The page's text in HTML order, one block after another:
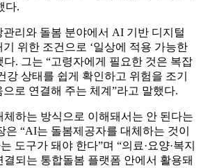
다.
리와 돌봄 분야에서 AI 기반 디지털
위한 조건으로 ‘일상에 적용 가능한
다. 그는 “고령자에게 필요한 것은 복잡
강 상태를 쉽게 확인하고 위험을 조기
로 연결해 주는 체계”라고 말했다.
하는 방식으로 이해돼서는 안 된다는
은 “AI는 돌봄제공자를 대체하는 것이
도구가 돼야 한다”며 “의료·요양·복지
결되는 통합돌봄 플랫폼 안에서 활용돼